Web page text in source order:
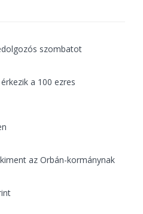
szombatot
a 100 ezres
az Orbán-kormánynak